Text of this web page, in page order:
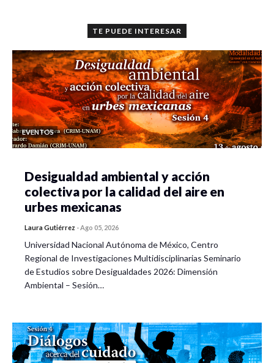
TE PUEDE INTERESAR
EVENTOS
Desigualdad ambiental y acción
colectiva por la calidad del aire en
urbes mexicanas
Laura Gutiérrez - Ago 05, 2026
Universidad Nacional Autónoma de México, Centro
Regional de Investigaciones Multidisciplinarias Seminario
de Estudios sobre Desigualdades 2026: Dimensión
Ambiental – Sesión…